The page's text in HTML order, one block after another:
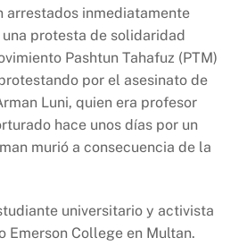
arrestados inmediatamente
protesta de solidaridad
Pashtun Tahafuz (PTM)
por el asesinato de
Luni, quien era profesor
hace unos días por un
murió a consecuencia de la
universitario y activista
Emerson College en Multan.